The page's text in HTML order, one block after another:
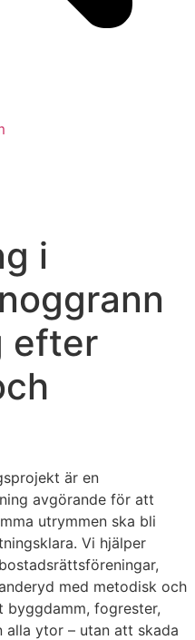
i
efter
är en
avgörande för att
utrymmen ska bli
Vi hjälper
med metodisk och
fogrester,
ytor – utan att skada